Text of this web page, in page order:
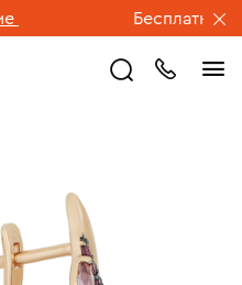
Бесплатная